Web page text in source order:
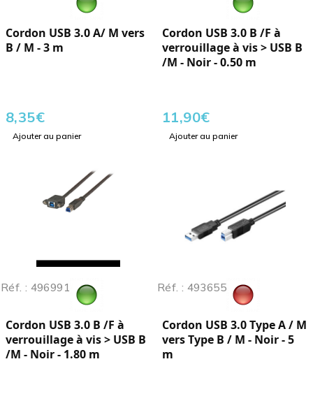
Cordon USB 3.0 A/ M vers
B / M - 3 m
8,35€
Ajouter au panier
Cordon USB 3.0 B /F à
verrouillage à vis > USB B
/M - Noir - 0.50 m
11,90€
Ajouter au panier
Réf. : 496991
Cordon USB 3.0 B /F à
verrouillage à vis > USB B
/M - Noir - 1.80 m
Réf. : 493655
Cordon USB 3.0 Type A / M
vers Type B / M - Noir - 5
m